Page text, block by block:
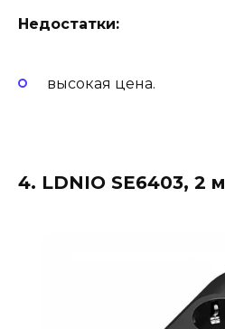
Недостатки:
высокая цена.
4. LDNIO SE6403, 2 м